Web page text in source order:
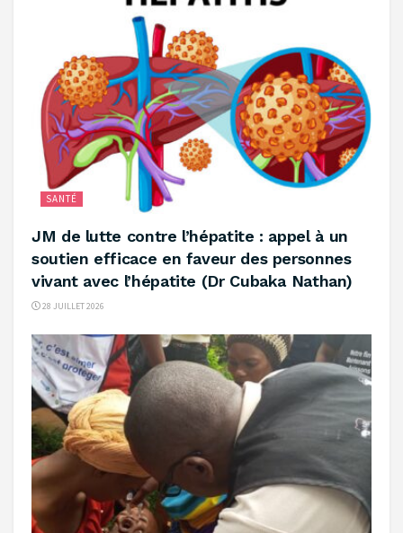
SANTÉ
‎JM de lutte contre l’hépatite : appel à un
soutien efficace en faveur des personnes
vivant avec l’hépatite (Dr Cubaka Nathan)
28 JUILLET 2026